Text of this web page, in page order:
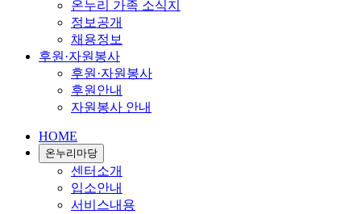
온누리 가족 소식지
정보공개
채용정보
후원·자원봉사
후원·자원봉사
후원안내
자원봉사 안내
HOME
온누리마당
센터소개
입소안내
서비스내용